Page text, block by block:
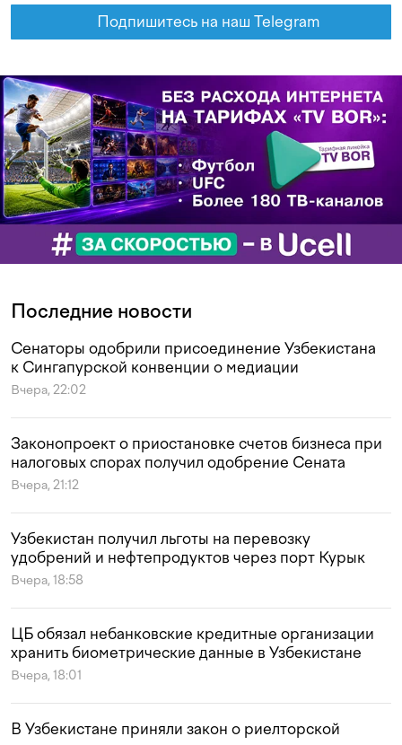
Подпишитесь на наш Telegram
Последние новости
Сенаторы одобрили присоединение Узбекистана
к Сингапурской конвенции о медиации
Вчера, 22:02
Законопроект о приостановке счетов бизнеса при
налоговых спорах получил одобрение Сената
Вчера, 21:12
Узбекистан получил льготы на перевозку
удобрений и нефтепродуктов через порт Курык
Вчера, 18:58
ЦБ обязал небанковские кредитные организации
хранить биометрические данные в Узбекистане
Вчера, 18:01
В Узбекистане приняли закон о риелторской